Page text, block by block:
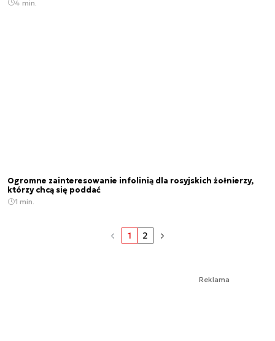
4 min.
Ogromne zainteresowanie infolinią dla rosyjskich żołnierzy,
którzy chcą się poddać
1 min.
1 2
Reklama